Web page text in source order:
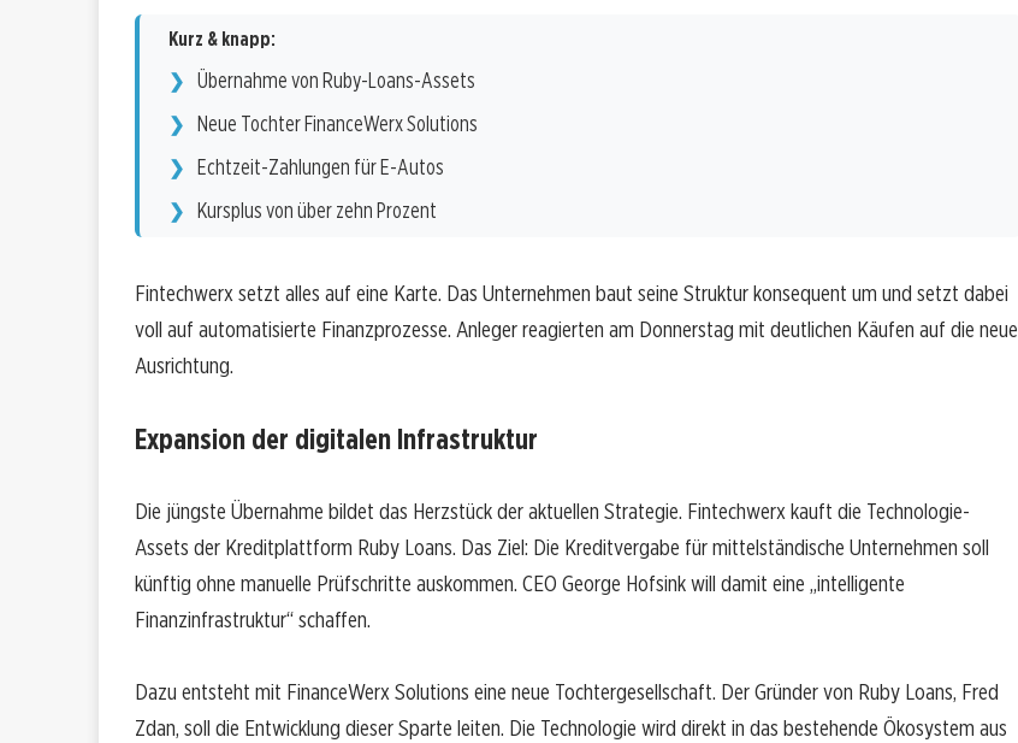
Kurz & knapp:
Übernahme von Ruby-Loans-Assets
Neue Tochter FinanceWerx Solutions
Echtzeit-Zahlungen für E-Autos
Kursplus von über zehn Prozent
Fintechwerx setzt alles auf eine Karte. Das Unternehmen baut seine Struktur konsequent um und setzt dabei
voll auf automatisierte Finanzprozesse. Anleger reagierten am Donnerstag mit deutlichen Käufen auf die neue
Ausrichtung.
Expansion der digitalen Infrastruktur
Die jüngste Übernahme bildet das Herzstück der aktuellen Strategie. Fintechwerx kauft die Technologie-
Assets der Kreditplattform Ruby Loans. Das Ziel: Die Kreditvergabe für mittelständische Unternehmen soll
künftig ohne manuelle Prüfschritte auskommen. CEO George Hofsink will damit eine „intelligente
Finanzinfrastruktur“ schaffen.
Dazu entsteht mit FinanceWerx Solutions eine neue Tochtergesellschaft. Der Gründer von Ruby Loans, Fred
Zdan, soll die Entwicklung dieser Sparte leiten. Die Technologie wird direkt in das bestehende Ökosystem aus